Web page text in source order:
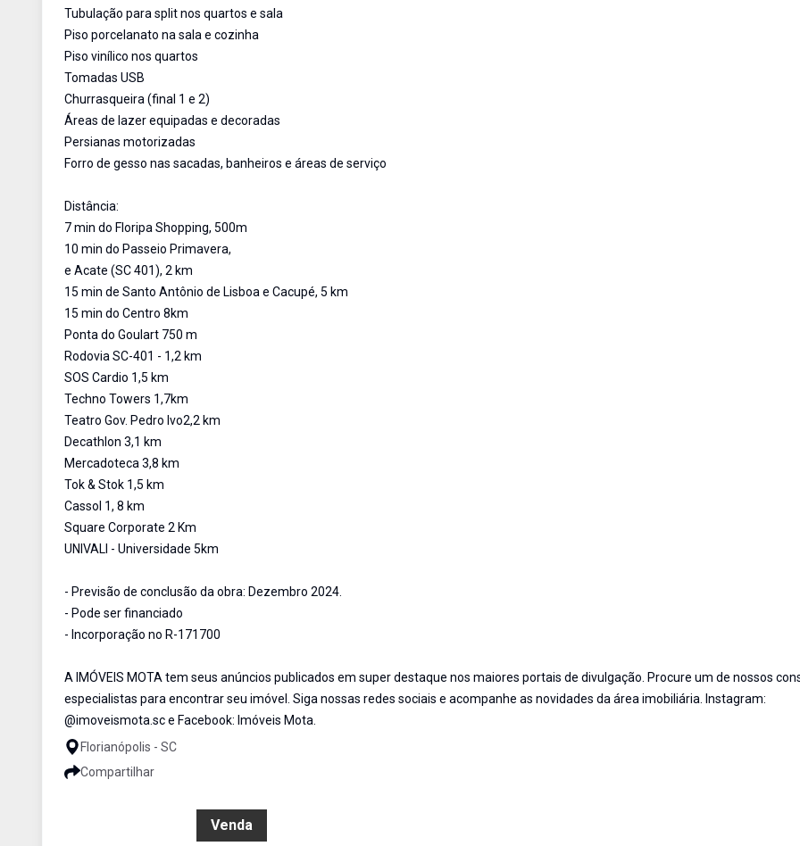
Tubulação para split nos quartos e sala
Piso porcelanato na sala e cozinha
Piso vinílico nos quartos
Tomadas USB
Churrasqueira (final 1 e 2)
Áreas de lazer equipadas e decoradas
Persianas motorizadas
Forro de gesso nas sacadas, banheiros e áreas de serviço
Distância:
7 min do Floripa Shopping, 500m
10 min do Passeio Primavera,
e Acate (SC 401), 2 km
15 min de Santo Antônio de Lisboa e Cacupé, 5 km
15 min do Centro 8km
Ponta do Goulart 750 m
Rodovia SC-401 - 1,2 km
SOS Cardio 1,5 km
Techno Towers 1,7km
Teatro Gov. Pedro Ivo2,2 km
Decathlon 3,1 km
Mercadoteca 3,8 km
Tok & Stok 1,5 km
Cassol 1, 8 km
Square Corporate 2 Km
UNIVALI - Universidade 5km
- Previsão de conclusão da obra: Dezembro 2024.
- Pode ser financiado
- Incorporação no R-171700
A IMÓVEIS MOTA tem seus anúncios publicados em super destaque nos maiores portais de divulgação. Procure um de nossos
especialistas para encontrar seu imóvel. Siga nossas redes sociais e acompanhe as novidades da área imobiliária. Instagram:
@imoveismota.sc e Facebook: Imóveis Mota.
Florianópolis - SC
Compartilhar
Venda